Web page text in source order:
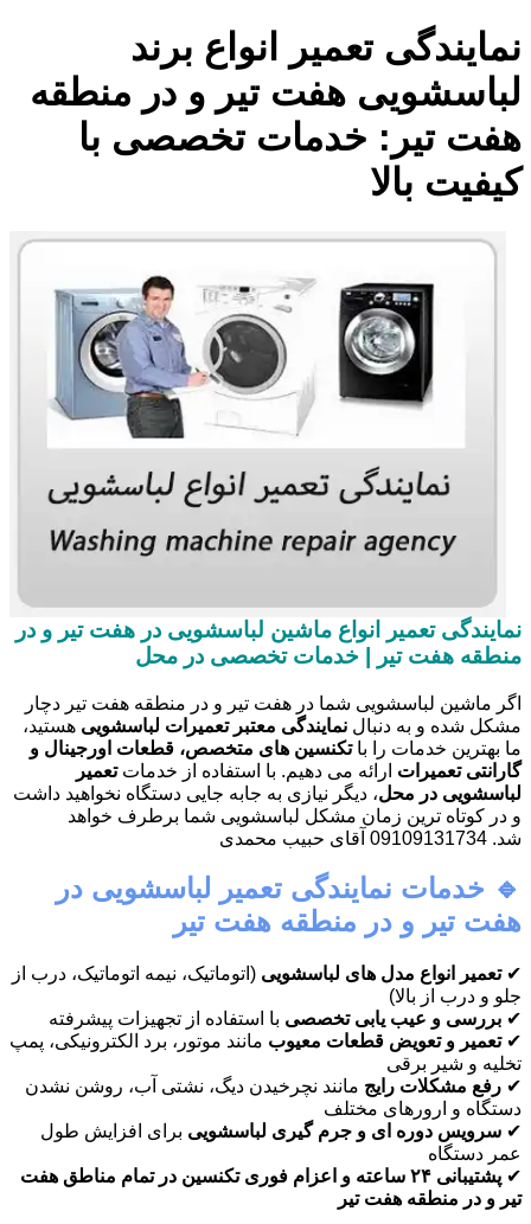
نمایندگی تعمیر انواع برند
لباسشویی هفت تیر و در منطقه
هفت تیر: خدمات تخصصی با
کیفیت بالا
نمایندگی تعمیر انواع ماشین لباسشویی در هفت تیر و در
منطقه هفت تیر | خدمات تخصصی در محل
اگر ماشین لباسشویی شما در هفت تیر و در منطقه هفت تیر دچار
مشکل شده و به دنبال نمایندگی معتبر تعمیرات لباسشویی هستید،
ما بهترین خدمات را باتکنسین های متخصص، قطعات اورجینال و
گارانتی تعمیرات ارائه می دهیم. با استفاده از خدماتتعمیر
لباسشویی در محل، دیگر نیازی به جابه جایی دستگاه نخواهید داشت
و در کوتاه ترین زمان مشکل لباسشویی شما برطرف خواهد
شد. 09109131734 آقای حبیب محمدی
🔹 خدمات نمایندگی تعمیر لباسشویی در
هفت تیر و در منطقه هفت تیر
✔تعمیر انواع مدل های لباسشویی (اتوماتیک، نیمه اتوماتیک، درب از
جلو و درب از بالا)
✔ بررسی و عیب یابی تخصصی با استفاده از تجهیزات پیشرفته
✔تعمیر و تعویض قطعات معیوب مانند موتور، برد الکترونیکی، پمپ
تخلیه و شیر برقی
✔ رفع مشکلات رایج مانند نچرخیدن دیگ، نشتی آب، روشن نشدن
دستگاه و ارورهای مختلف
✔ سرویس دوره ای و جرم گیری لباسشویی برای افزایش طول
عمر دستگاه
✔
پشتیبانی ۲۴ ساعته و اعزام فوری تکنسین در تمام مناطق هفت
تیر و در منطقه هفت تیر